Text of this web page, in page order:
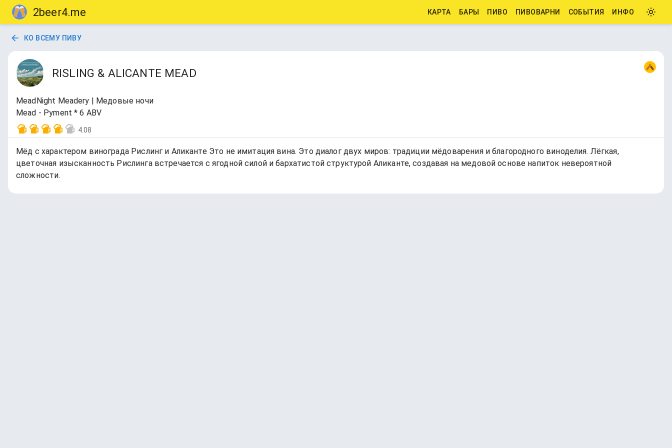
2beer4.me КАРТА БАРЫ ПИВО ПИВОВАРНИ СОБЫТИЯ ИНФО
КО ВСЕМУ ПИВУ
RISLING & ALICANTE MEAD
MeadNight Meadery | Медовые ночи
Mead - Pyment * 6 ABV
4.08
Мёд с характером винограда Рислинг и Аликанте Это не имитация вина. Это диалог двух миров: традиции мёдоварения и благородного виноделия. Лёгкая,
цветочная изысканность Рислинга встречается с ягодной силой и бархатистой структурой Аликанте, создавая на медовой основе напиток невероятной
сложности.